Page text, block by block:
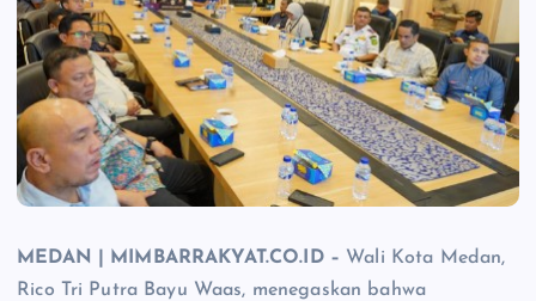
MEDAN | MIMBARRAKYAT.CO.ID – Wali Kota Medan,
Rico Tri Putra Bayu Waas, menegaskan bahwa